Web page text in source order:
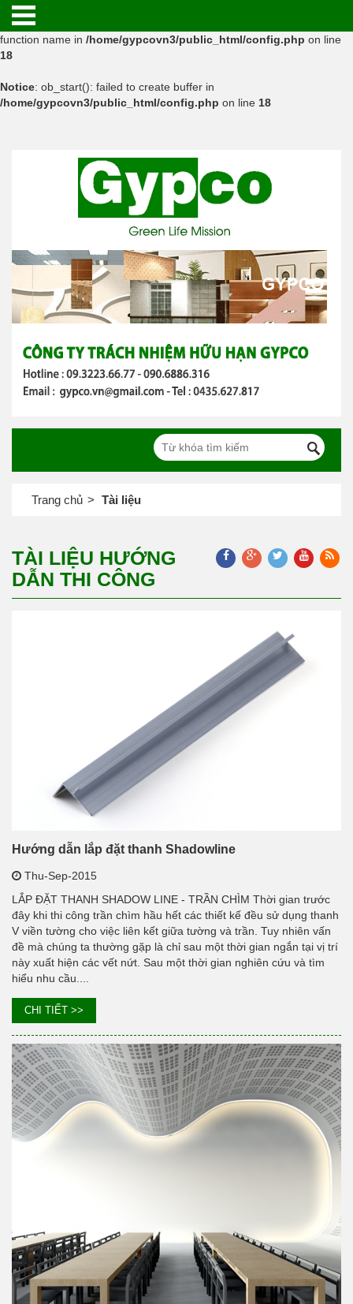
Warning
function name in /home/gypcovn3/public_html/config.php on line
18
Notice: ob_start(): failed to create buffer in
/home/gypcovn3/public_html/config.php on line 18
Trang chủ Tài liệu
TÀI LIỆU HƯỚNG
DẪN THI CÔNG
Hướng dẫn lắp đặt thanh Shadowline
Thu-Sep-2015
LẮP ĐẶT THANH SHADOW LINE - TRẦN CHÌM Thời gian trước
đây khi thi công trần chìm hầu hết các thiết kế đều sử dụng thanh
V viền tường cho việc liên kết giữa tường và trần. Tuy nhiên vấn
đề mà chúng ta thường gặp là chỉ sau một thời gian ngắn tại vị trí
này xuất hiện các vết nứt. Sau một thời gian nghiên cứu và tìm
hiểu nhu cầu....
CHI TIẾT >>